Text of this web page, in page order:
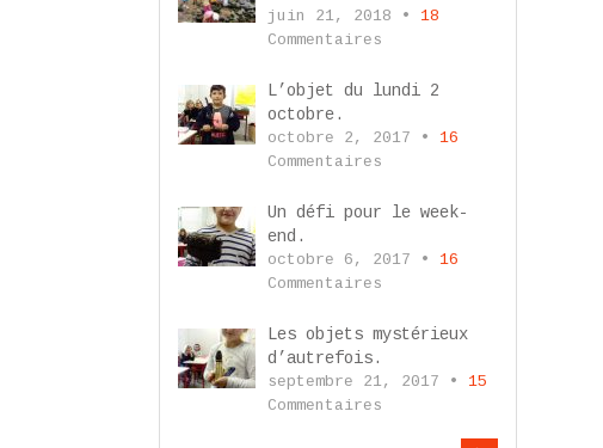
juin 21, 2018 • 18
Commentaires
L’objet du lundi 2
octobre.
octobre 2, 2017 • 16
Commentaires
Un défi pour le week-
end.
octobre 6, 2017 • 16
Commentaires
Les objets mystérieux
d’autrefois.
septembre 21, 2017 • 15
Commentaires